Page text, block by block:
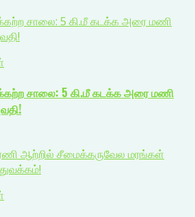
சாலை: 5 கி.மீ கடக்க அரை மணி
சாலை: 5 கி.மீ கடக்க அரை மணி
ஆற்றில் சீமைக்கருவேல மரங்கள்